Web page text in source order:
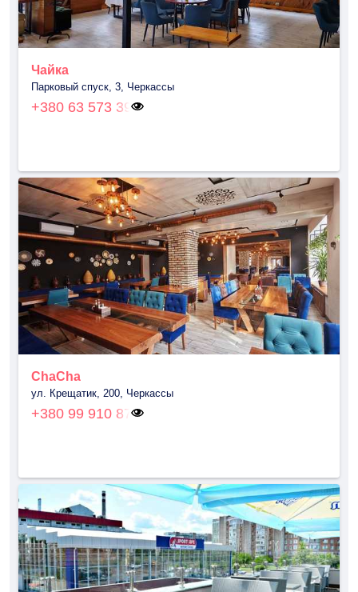
Чайка
Парковый спуск, 3, Черкассы
+380 63 573 39
ChaCha
ул. Крещатик, 200, Черкассы
+380 99 910 87